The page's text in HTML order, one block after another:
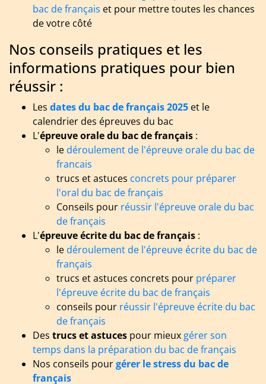
bac de français et pour mettre toutes les chances
de votre côté
Nos conseils pratiques et les
informations pratiques pour bien
réussir :
Les dates du bac de français 2025 et le
calendrier des épreuves du bac
L'épreuve orale du bac de français :
ledéroulement de l'épreuve oraledu bac de
francais
trucs et astuces concrets pour préparer
l'oral du bac de français
Conseils pour réussir l'épreuve orale du bac
de français
L'épreuve écrite du bac de français :
ledéroulement de l'épreuve écrite du bac de
français
trucs et astuces concrets pour préparer
l'épreuve écrite du bac de français
conseils pour réussir l'épreuve écrite du bac
de français
Des trucs et astuces pour mieux gérer son
temps dans la préparation du bac de français
Nos conseils pourgérer le stress du bac de
français